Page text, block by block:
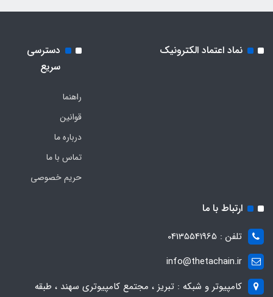
نماد اعتماد الکترونیک
دسترسی
سریع
راهنما
قوانین
درباره ما
تماس با ما
حریم خصوصی
ارتباط با ما
تلفن : 04135541965
info@thetachain.ir
کامپیوتر و شبکه : تبریز ، مجتمع کامپیوتری سهند ، طبقه